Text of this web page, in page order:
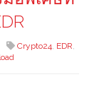
Crypto24, EDR,